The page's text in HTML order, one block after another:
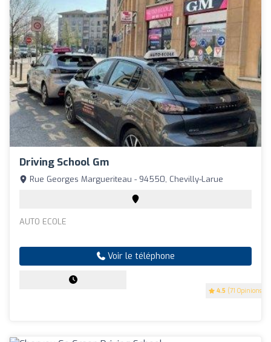
Driving School Gm
4.5 (71 Opinions)
Rue Georges Margueriteau - 94550, Chevilly-Larue
AUTO ECOLE
Voir le téléphone